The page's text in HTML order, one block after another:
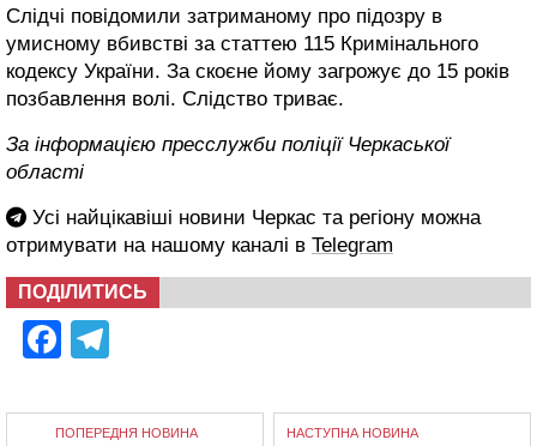
Слідчі повідомили затриманому про підозру в
умисному вбивстві за статтею 115 Кримінального
кодексу України. За скоєне йому загрожує до 15 років
позбавлення волі. Слідство триває.
За інформацією пресслужби поліції Черкаської
області
Усі найцікавіші новини Черкас та регіону можна
отримувати на нашому каналі в Telegram
ПОДІЛИТИСЬ
Facebook
ПОПЕРЕДНЯ НОВИНА НАСТУПНА НОВИНА